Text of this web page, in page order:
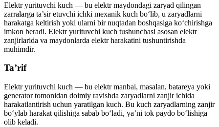
Elektr yurituvchi kuch — bu elektr maydondagi zaryad qilingan
zarralarga ta’sir etuvchi ichki mexanik kuch bo‘lib, u zaryadlarni
harakatga keltirish yoki ularni bir nuqtadan boshqasiga ko‘chirishga
imkon beradi. Elektr yurituvchi kuch tushunchasi asosan elektr
zanjirlarida va maydonlarda elektr harakatini tushuntirishda
muhimdir.
Ta’rif
Elektr yurituvchi kuch — bu elektr manbai, masalan, batareya yoki
generator tomonidan doimiy ravishda zaryadlarni zanjir ichida
harakatlantirish uchun yaratilgan kuch. Bu kuch zaryadlarning zanjir
bo‘ylab harakat qilishiga sabab bo‘ladi, ya’ni tok paydo bo‘lishiga
olib keladi.